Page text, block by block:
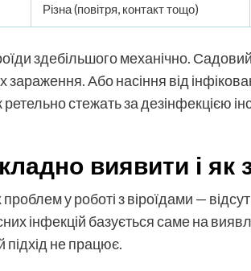
Різна (повітря, контакт тощо)
здебільшого механічно.
зараження. Або насіння від
ретельно стежать за дезінфекцією
виявити і
у роботі з віроїдами —
інфекцій базується саме на
підхід не працює.